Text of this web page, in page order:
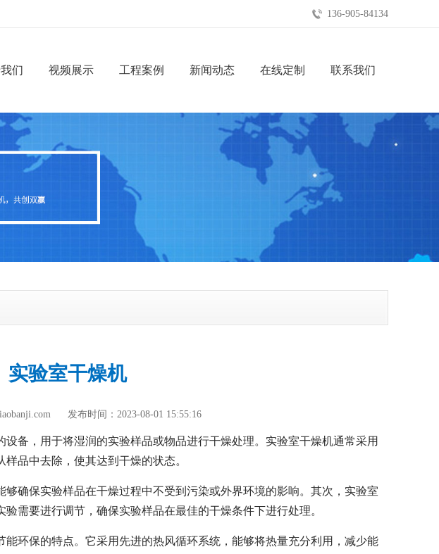
136-905-84134
们 视频展示 工程案例 新闻动态 在线定制 联系我们
实验室干燥机
发布时间： 2023-08-01 15:55:16
备，用于将湿润的实验样品或物品进行干燥处理。实验室干燥机通常采用
品中去除，使其达到干燥的状态。
确保实验样品在干燥过程中不受到污染或外界环境的影响。其次，实验室
需要进行调节，确保实验样品在最佳的干燥条件下进行处理。
环保的特点。它采用先进的热风循环系统，能够将热量充分利用，减少能